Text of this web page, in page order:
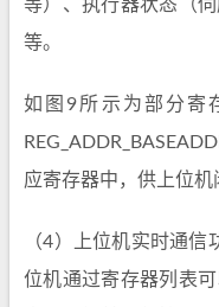
等）、执行器状态（
等。
如图9所示为部分寄
应寄存器中，供上位机
（4）上位机实时通
位机通过寄存器列表